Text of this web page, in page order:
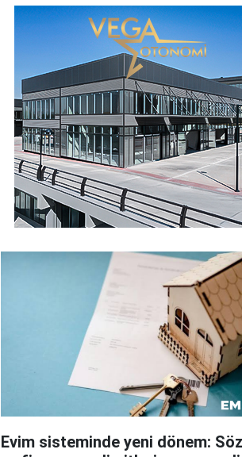
Evim sisteminde yeni dönem: